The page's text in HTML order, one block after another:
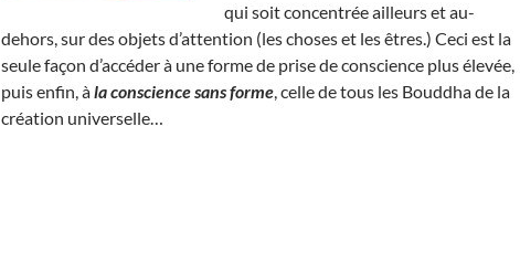
qui soit concentrée ailleurs et au-
dehors, sur des objets d’attention (les choses et les êtres.) Ceci est la
seule façon d’accéder à une forme de prise de conscience plus élevée,
puis enfin, àla conscience sans forme, celle de tous les Bouddha de la
création universelle…